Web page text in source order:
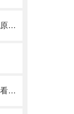
流式细胞仪的信号处理与数据分析原理分析
还不了解贝克曼流式细胞仪鞘液？看这里就对了！